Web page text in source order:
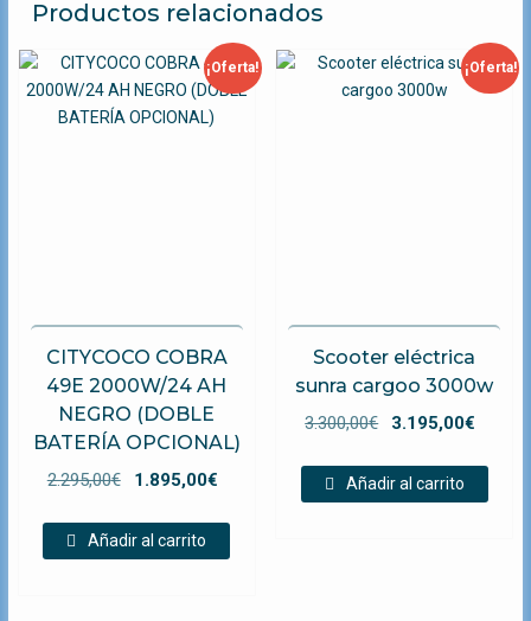
Productos relacionados
¡Oferta!
CITYCOCO COBRA
49E 2000W/24 AH
NEGRO (DOBLE
BATERÍA OPCIONAL)
2.295,00€
El
original
era:
1.895,00€
es:
Añadir al carrito
¡Oferta!
Scooter eléctrica
sunra cargoo 3000w
3.300,00€
El
original
era:
3.195,00€
es:
Añadir al carrito